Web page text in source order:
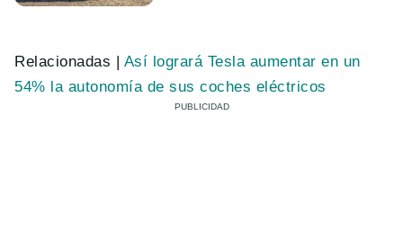
Relacionadas | Así logrará Tesla aumentar en un
54% la autonomía de sus coches eléctricos